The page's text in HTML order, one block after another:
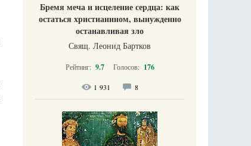
Бремя меча и исцеление сердца: как
остаться христианином, вынужденно
останавливая зло
Свящ. Леонид Бартков
Рейтинг: 9.7 Голосов: 176
1 931 8